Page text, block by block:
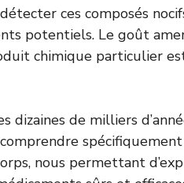
ces composés
potentiels. Le goût
chimique particulier
dizaines de milliers
nous permettant